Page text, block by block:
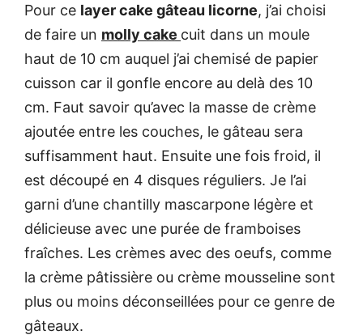
Pour ce layer cake gâteau licorne, j’ai choisi
de faire un molly cake cuit dans un moule
haut de 10 cm auquel j’ai chemisé de papier
cuisson car il gonfle encore au delà des 10
cm. Faut savoir qu’avec la masse de crème
ajoutée entre les couches, le gâteau sera
suffisamment haut. Ensuite une fois froid, il
est découpé en 4 disques réguliers. Je l’ai
garni d’une chantilly mascarpone légère et
délicieuse avec une purée de framboises
fraîches. Les crèmes avec des oeufs, comme
la crème pâtissière ou crème mousseline sont
plus ou moins déconseillées pour ce genre de
gâteaux.